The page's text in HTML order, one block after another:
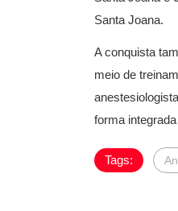
Santa Joana.
A conquista
meio de
forma
Tags: